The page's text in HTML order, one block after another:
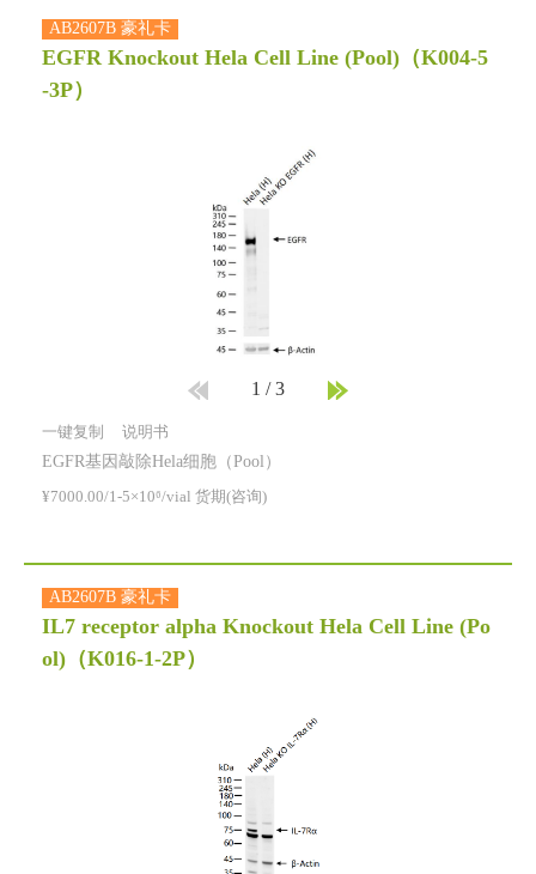
AB2607B 豪礼卡
EGFR Knockout Hela Cell Line (Pool) （K004-5
-3P）
1 /3
一键复制 说明书
EGFR基因敲除Hela细胞（Pool）
¥7000.00/1-5×10⁶/vial 货期(咨询)
AB2607B 豪礼卡
IL7 receptor alpha Knockout Hela Cell Line (Po
ol) （K016-1-2P）